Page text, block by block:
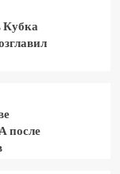
Кубка
после